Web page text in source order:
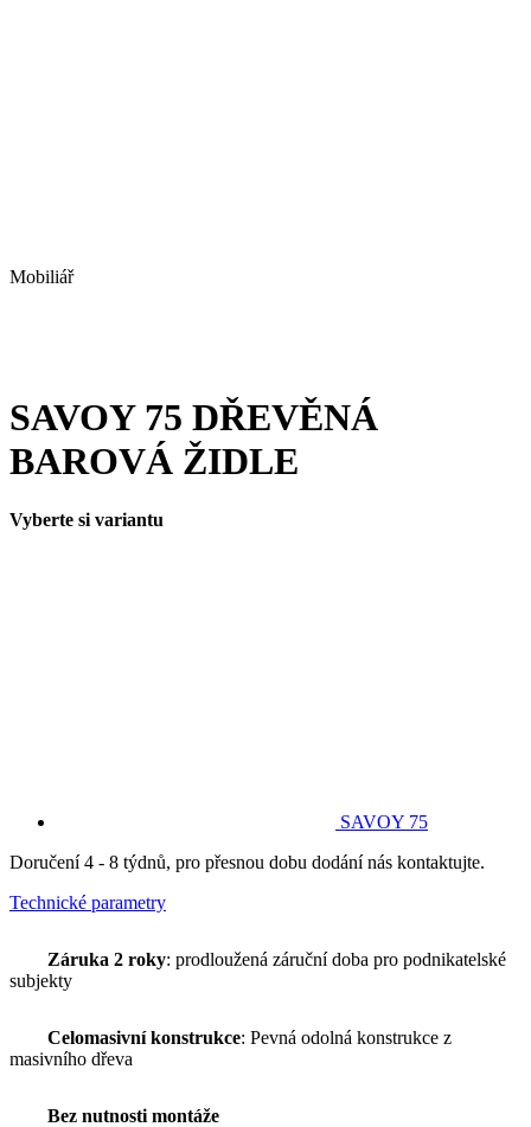
Mobiliář
SAVOY 75 DŘEVĚNÁ
BAROVÁ ŽIDLE
Vyberte si variantu
SAVOY 75
Doručení 4 - 8 týdnů, pro přesnou dobu dodání nás kontaktujte.
Technické parametry
Záruka 2 roky: prodloužená záruční doba pro podnikatelské
subjekty
Celomasivní konstrukce: Pevná odolná konstrukce z
masivního dřeva
Bez nutnosti montáže